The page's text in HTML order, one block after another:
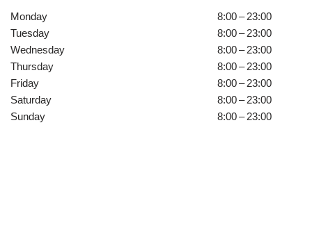
Monday
8:00 – 23:00
Tuesday
8:00 – 23:00
Wednesday
8:00 – 23:00
Thursday
8:00 – 23:00
Friday
8:00 – 23:00
Saturday
8:00 – 23:00
Sunday
8:00 – 23:00